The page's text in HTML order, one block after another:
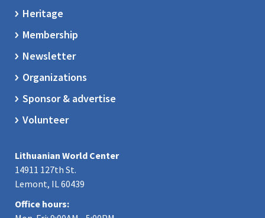
Heritage
Membership
Newsletter
Organizations
Sponsor & advertise
Volunteer
Lithuanian World Center
14911 127th St.
Lemont, IL 60439
Office hours: